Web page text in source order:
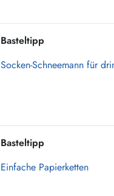
Basteltipp
Socken-Schneemann für
Basteltipp
Einfache Papierketten